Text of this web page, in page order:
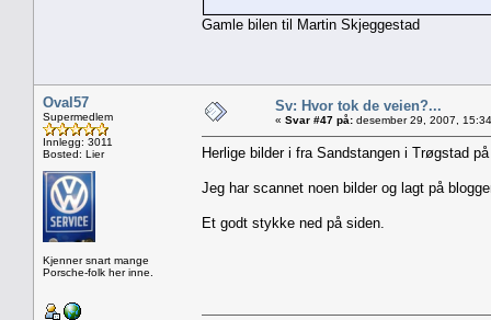
Gamle bilen til Martin Skjeggestad
Oval57
Supermedlem
Innlegg: 3011
Bosted: Lier
Kjenner snart mange
Porsche-folk her inne.
Sv: Hvor tok de veien?...
« Svar #47 på: desember 29, 2007,
Herlige bilder i fra Sandstangen i Trøgstad
Jeg har scannet noen bilder og lagt på
Et godt stykke ned på siden.